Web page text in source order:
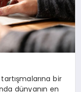
bir
dünyanın en